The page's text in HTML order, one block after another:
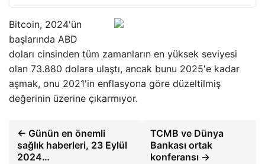
Bitcoin, 2024'ün
başlarında ABD
doları cinsinden tüm zamanların en yüksek seviyesi
olan 73.880 dolara ulaştı, ancak bunu 2025'e kadar
aşmak, onu 2021'in enflasyona göre düzeltilmiş
değerinin üzerine çıkarmıyor.
← Günün en önemli
sağlık haberleri, 23 Eylül
2024…
TCMB ve Dünya
Bankası ortak
konferansı →